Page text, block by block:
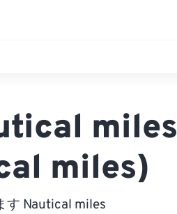
miles
miles)
す Nautical miles